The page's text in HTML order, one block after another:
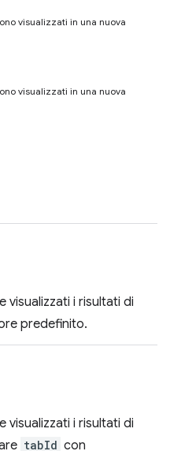
visualizzati in una nuova
visualizzati in una nuova
visualizzati i risultati di
predefinito.
visualizzati i risultati di
tabId con